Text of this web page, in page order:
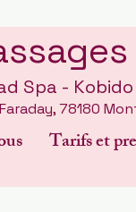
Spa -
78180
Tarifs et